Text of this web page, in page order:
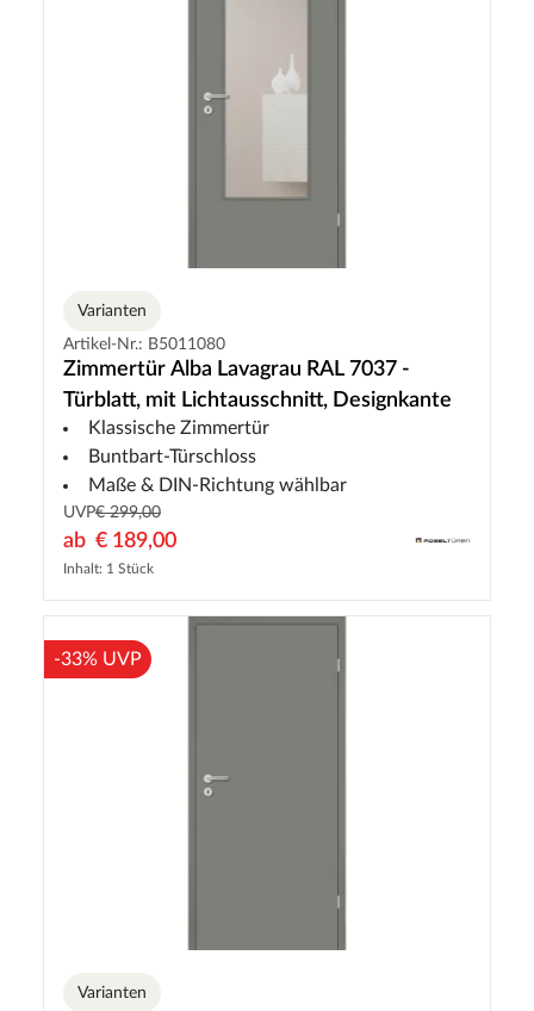
Varianten
Artikel-Nr.: B5011080
Zimmertür Alba Lavagrau RAL 7037 -
Türblatt, mit Lichtausschnitt, Designkante
Klassische Zimmertür
Buntbart-Türschloss
Maße & DIN-Richtung wählbar
UVP€ 299,00
ab € 189,00
Inhalt: 1 Stück
-33% UVP
Varianten